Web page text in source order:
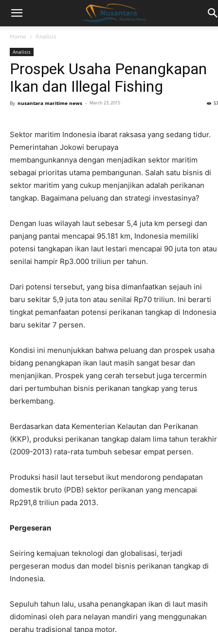
Home Analisis
Analisis
Prospek Usaha Penangkapan
Ikan dan Illegal Fishing
By nusantara maritime news - March 23, 2015
Sektor maritim Indonesia ibarat raksasa yang sedang tidur.
Pemerintahan Jokowi berupaya
membangunkannya dengan menjadikan sektor maritim
sebagai prioritas utama pembangunan. Salah satu bisnis di
sektor maritim yang cukup menjanjikan adalah perikanan
tangkap. Bagaimana peluang dan strategi investasinya?
Dengan luas wilayah laut sebesar 5,4 juta km persegi dan
panjang pantai mencapai 95.181 km, Indonesia memiliki
potensi tangkapan ikan laut lestari mencapai 90 juta ton atau
senilai hampir Rp3.000 triliun per tahun.
Dari potensi tersebut, yang bisa dimanfaatkan sejauh ini
baru sekitar 5,9 juta ton atau senilai Rp70 triliun. Ini berarti
tingkat pemanfaatan potensi perikanan tangkap di Indonesia
baru sekitar 7 persen.
Kondisi ini menunjukkan bahwa peluang dan prospek usaha
bidang penangkapan ikan laut masih sangat besar dan
menjanjikan. Prospek yang cerah tersebut juga tercermin
dari pertumbuhan bisnis perikanan tangkap yang terus
berkembang.
Berdasarkan data Kementerian Kelautan dan Perikanan
(KKP), produksi perikanan tangkap dalam lima tahun terakhir
(2009-2013) rata-rata tumbuh sebesar empat persen.
Produksi hasil laut tersebut ikut mendorong pendapatan
domestik bruto (PDB) sektor perikanan yang mencapai
Rp291,8 triliun pada 2013.
Pergeseran
Seiring kemajuan teknologi dan globalisasi, terjadi
pergeseran modus dan model bisnis perikanan tangkap di
Indonesia.
Sepuluh tahun lalu, usaha penangkapan ikan di laut masih
didominasi oleh para nelayan mandiri yang menggunakan
perahu tradisional tanpa motor.